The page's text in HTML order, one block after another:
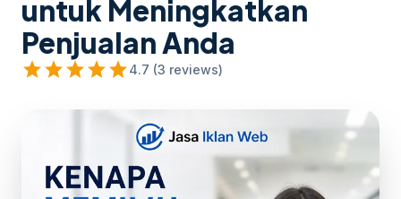
untuk Meningkatkan
Penjualan Anda
starstarstarstarstar4.7 (3 reviews)